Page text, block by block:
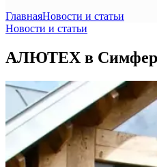
ГлавнаяНовости и статьи
Новости и статьи
АЛЮТЕХ в